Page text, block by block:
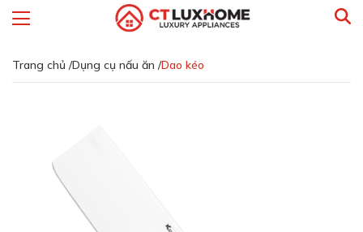
Trang chủ /Dụng cụ nấu ăn /Dao kéo